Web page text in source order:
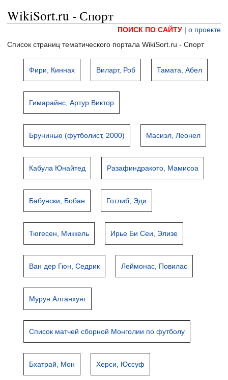
WikiSort.ru - Спорт
ПОИСК ПО САЙТУ | о проекте
Список страниц тематического портала WikiSort.ru - Спорт
Фири, Киннах Виларт, Роб Тамата, Абел
Гимарайнс, Артур Виктор
Брунинью (футболист, 2000) Масиэл, Леонел
Кабула Юнайтед Разафиндракото, Мамисоа
Бабунски, Бобан Готлиб, Эди
Тюгесен, Миккель Ирье Би Сеи, Элизе
Ван дер Гюн, Седрик Леймонас, Повилас
Мурун Алтанхуяг
Список матчей сборной Монголии по футболу
Бхатрай, Мон Херси, Юссуф